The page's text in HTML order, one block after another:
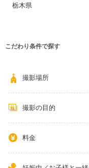
栃木県
こだわり条件で探す
撮影場所
撮影の目的
料金